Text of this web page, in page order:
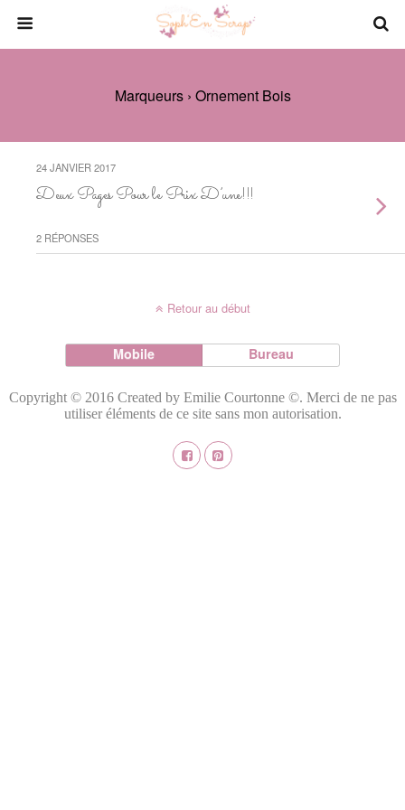
Marqueurs › Ornement Bois
24 JANVIER 2017
Deux Pages Pour le Prix D’une!!!
2 RÉPONSES
Retour au début
Mobile Bureau
Copyright © 2016 Created by Emilie Courtonne ©. Merci de ne pas
utiliser éléments de ce site sans mon autorisation.